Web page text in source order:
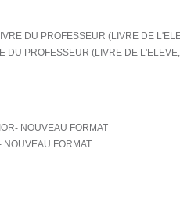
DU PROFESSEUR (LIVRE DE
NOUVEAU FORMAT